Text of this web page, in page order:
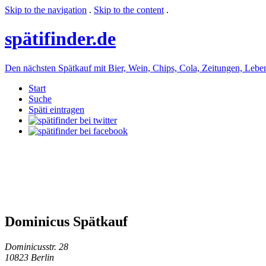
Skip to the navigation . Skip to the content .
spätifinder.de
Den nächsten Spätkauf mit Bier, Wein, Chips, Cola, Zeitungen,
Start
Suche
Späti eintragen
Dominicus Spätkauf
Dominicusstr. 28
10823 Berlin